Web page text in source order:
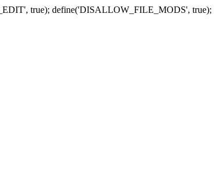
true); define('DISALLOW_FILE_MODS', true);